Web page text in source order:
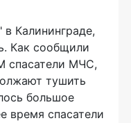
Калининграде,
Как сообщили
спасатели МЧС,
тушить
большое
время спасатели